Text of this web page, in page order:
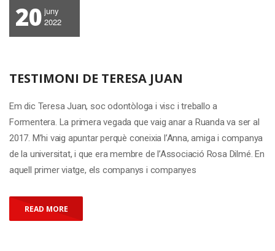
20 juny
2022
TESTIMONI DE TERESA JUAN
Em dic Teresa Juan, soc odontòloga i visc i treballo a
Formentera. La primera vegada que vaig anar a Ruanda va ser al
2017. M’hi vaig apuntar perquè coneixia l’Anna, amiga i companya
de la universitat, i que era membre de l’Associació Rosa Dilmé. En
aquell primer viatge, els companys i companyes
READ MORE